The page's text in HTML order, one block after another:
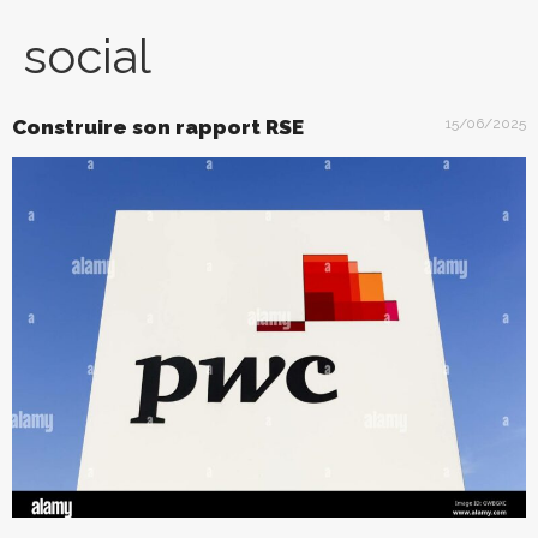
social
Construire son rapport RSE 15/06/2025